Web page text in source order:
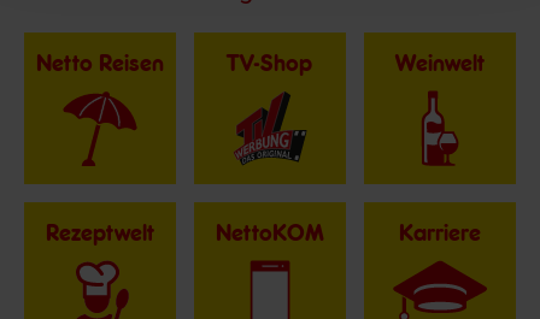
Netto Reisen TV-Shop Weinwelt
Rezeptwelt NettoKOM Karriere